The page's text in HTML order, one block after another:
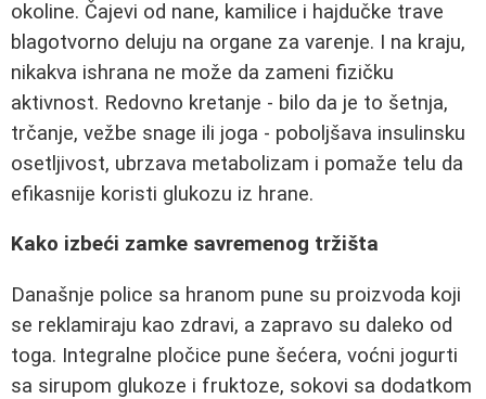
okoline. Čajevi od nane, kamilice i hajdučke trave
blagotvorno deluju na organe za varenje. I na kraju,
nikakva ishrana ne može da zameni fizičku
aktivnost. Redovno kretanje - bilo da je to šetnja,
trčanje, vežbe snage ili joga - poboljšava insulinsku
osetljivost, ubrzava metabolizam i pomaže telu da
efikasnije koristi glukozu iz hrane.
Kako izbeći zamke savremenog tržišta
Današnje police sa hranom pune su proizvoda koji
se reklamiraju kao zdravi, a zapravo su daleko od
toga. Integralne pločice pune šećera, voćni jogurti
sa sirupom glukoze i fruktoze, sokovi sa dodatkom